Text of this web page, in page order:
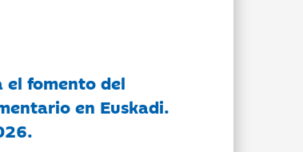
el fomento del
en Euskadi.